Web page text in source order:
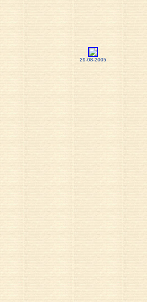
29-08-2005